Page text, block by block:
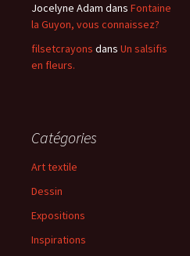
Jocelyne Adam dans Fontaine
la Guyon, vous connaissez?
filsetcrayons dans Un salsifis
en fleurs.
Catégories
Art textile
Dessin
Expositions
Inspirations